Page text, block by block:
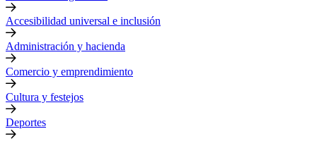
Accesibilidad universal e inclusión
Administración y hacienda
Comercio y emprendimiento
Cultura y festejos
Deportes